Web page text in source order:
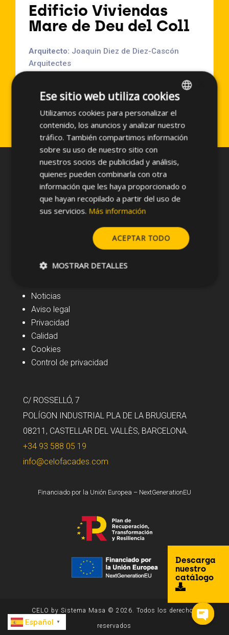
Edificio Viviendas
Mare de Deu del Coll
Arquitecto: Joaquin Diez de Diez-Cascón
Arquitectes
Superficie aproximada:1150 m2
Sistema empleado:PF-ALT/SO-S
Noticias
Aviso legal
Privacidad
Calidad
Cookies
Control de privacidad
C/ ROSSELLÓ, 7
POLÍGON INDUSTRIAL PLA DE LA BRUGUERA
08211, CASTELLAR DEL VALLÈS, BARCELONA.
+34 93 588 05 19
info@celofacades.com
Descarga
nuestro
catálogo
Financiado por la Unión Europea – NextGenerationEU
CELO by Sistema Masa © 2026. Todos los derechos
reservados
Español ▼
SPANISH
ENGLISH
Ese sitio web utiliza cookies
Utilizamos cookies para personalizar el
contenido, los anuncios y analizar nuestro
tráfico. También compartimos información
sobre su uso de nuestro sitio con
nuestros socios de publicidad y análisis,
quienes pueden combinarla con otra
información que les haya proporcionado o
que hayan recopilado a partir del uso de
sus servicios. Más información
ACEPTAR TODO
MOSTRAR DETALLES